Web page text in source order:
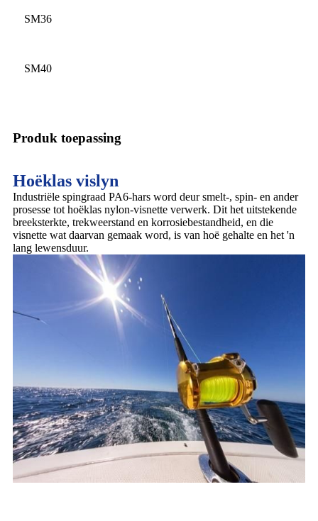
SM36
SM40
Produk toepassing
Hoëklas vislyn
Industriële spingraad PA6-hars word deur smelt-, spin- en ander
prosesse tot hoëklas nylon-visnette verwerk. Dit het uitstekende
breeksterkte, trekweerstand en korrosiebestandheid, en die
visnette wat daarvan gemaak word, is van hoë gehalte en het 'n
lang lewensduur.